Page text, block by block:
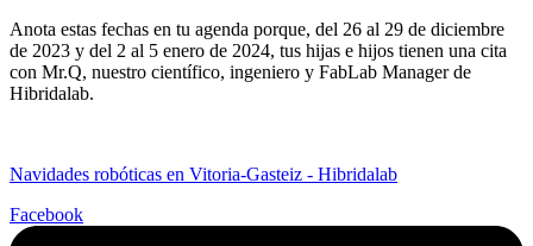
Anota estas fechas en tu agenda porque, del 26 al 29 de diciembre
de 2023 y del 2 al 5 enero de 2024, tus hijas e hijos tienen una cita
con Mr.Q, nuestro científico, ingeniero y FabLab Manager de
Hibridalab.
Navidades robóticas en Vitoria-Gasteiz - Hibridalab
Facebook